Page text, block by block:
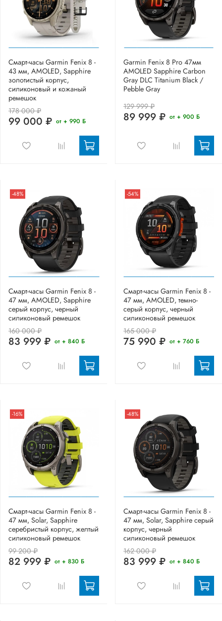
Смарт-часы Garmin Fenix 8 -
43 мм, AMOLED, Sapphire
золотистый корпус,
силиконовый и кожаный
ремешок
178 000 ₽
99 000 ₽ от + 990 Б
Garmin Fenix 8 Pro 47мм
AMOLED Sapphire Carbon
Gray DLC Titanium Black /
Pebble Gray
129 999 ₽
89 999 ₽ от + 900 Б
-48%
Смарт-часы Garmin Fenix 8 -
47 мм, AMOLED, Sapphire
серый корпус, черный
силиконовый ремешок
160 000 ₽
83 999 ₽ от + 840 Б
-54%
Смарт-часы Garmin Fenix 8 -
47 мм, AMOLED, темно-
серый корпус, черный
силиконовый ремешок
165 000 ₽
75 990 ₽ от + 760 Б
-16%
Смарт-часы Garmin Fenix 8 -
47 мм, Solar, Sapphire
серебристый корпус, желтый
силиконовый ремешок
99 200 ₽
82 999 ₽ от + 830 Б
-48%
Смарт-часы Garmin Fenix 8 -
47 мм, Solar, Sapphire серый
корпус, черный
силиконовый ремешок
162 000 ₽
83 999 ₽ от + 840 Б